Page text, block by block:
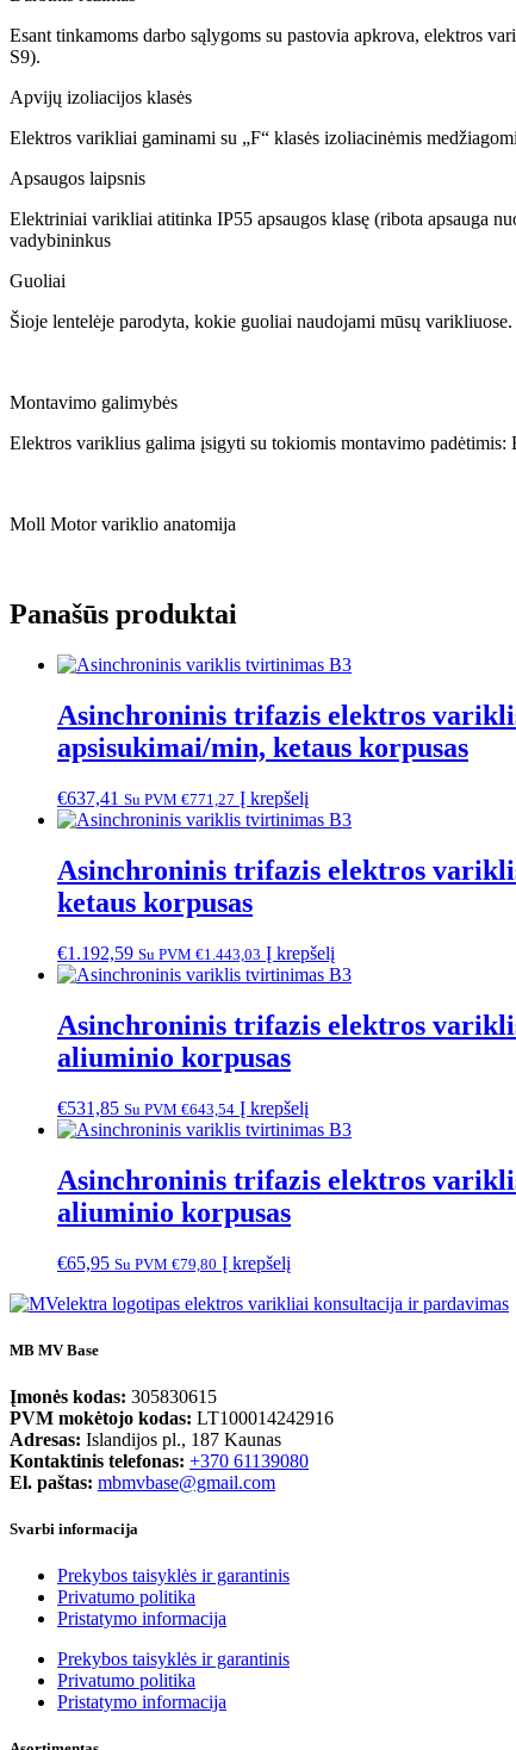
Esant tinkamoms darbo sąlygoms su pastovia apkrova, elektros
S9).
Apvijų izoliacijos klasės
Elektros varikliai gaminami su „F“ klasės izoliacinėmis
Apsaugos laipsnis
Elektriniai varikliai atitinka IP55 apsaugos klasę (ribota apsauga
vadybininkus
Guoliai
Šioje lentelėje parodyta, kokie guoliai naudojami mūsų
Montavimo galimybės
Elektros variklius galima įsigyti su tokiomis montavimo
Moll Motor variklio anatomija
Panašūs produktai
Asinchroninis trifazis elektros
apsisukimai/min, ketaus korpusas
€637,41 Su PVM €771,27 Į krepšelį
Asinchroninis trifazis elektros
ketaus korpusas
€1.192,59 Su PVM €1.443,03 Į krepšelį
Asinchroninis trifazis elektros
aliuminio korpusas
€531,85 Su PVM €643,54 Į krepšelį
Asinchroninis trifazis elektros
aliuminio korpusas
€65,95 Su PVM €79,80 Į krepšelį
MB MV Base
Įmonės kodas: 305830615
PVM mokėtojo kodas: LT100014242916
Adresas: Islandijos pl., 187 Kaunas
Kontaktinis telefonas: +370 61139080
El. paštas: mbmvbase@gmail.com
Svarbi informacija
Prekybos taisyklės ir garantinis
Privatumo politika
Pristatymo informacija
Prekybos taisyklės ir garantinis
Privatumo politika
Pristatymo informacija